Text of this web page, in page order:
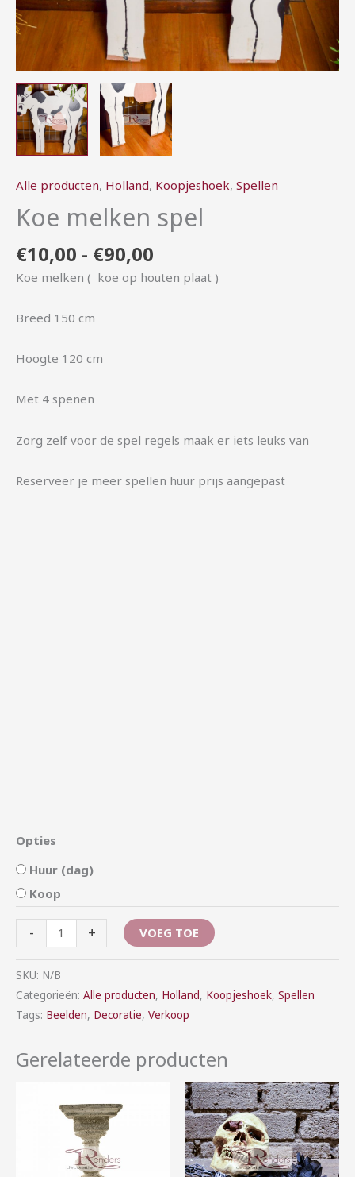
Alle producten, Holland, Koopjeshoek, Spellen
Koe melken spel
€10,00 - €90,00
Koe melken ( koe op houten plaat )
Breed 150 cm
Hoogte 120 cm
Met 4 spenen
Zorg zelf voor de spel regels maak er iets leuks van
Reserveer je meer spellen huur prijs aangepast
Opties
Huur (dag)
Koop
- + VOEG TOE
SKU: N/B
Categorieën: Alle producten, Holland, Koopjeshoek, Spellen
Tags: Beelden, Decoratie, Verkoop
Gerelateerde producten
€7,50
tot
€25,00
Prijsklasse:
€4,00
tot
€20,00